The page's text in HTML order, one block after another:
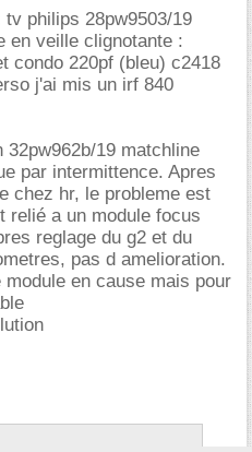
philips 28pw9503/19
en veille clignotante :
condo 220pf (bleu) c2418
j'ai mis un irf 840
19 matchline
par intermittence. Apres
chez hr, le probleme est
relié a un module focus
reglage du g2 et du
pas d amelioration.
en cause mais pour